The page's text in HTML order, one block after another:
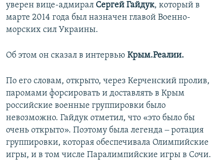
уверен вице-адмирал Сергей Гайдук, который в
марте 2014 года был назначен главой Военно-
морских сил Украины.
Об этом он сказал в интервью Крым.Реалии.
По его словам, открыто, через Керченский пролив,
паромами форсировать и доставлять в Крым
российские военные группировки было
невозможно. Гайдук отметил, что «это было бы
очень открыто». Поэтому была легенда ‒ ротация
группировки, которая обеспечивала Олимпийские
игры, и в том числе Паралимпийские игры в Сочи.